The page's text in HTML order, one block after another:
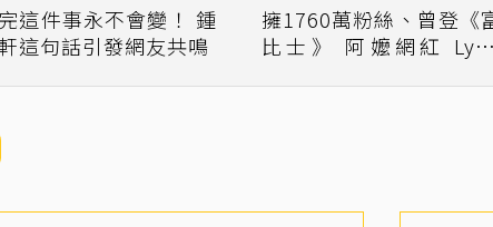
這件事永不會變！ 鍾
這句話引發網友共鳴
擁1760萬粉絲、曾登《
比士》 阿嬤網紅 Lynn